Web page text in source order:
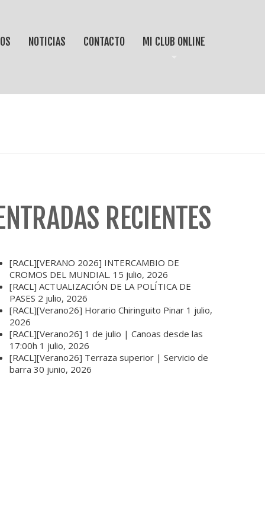
NOTICIAS CONTACTO MI CLUB ONLINE
ENTRADAS RECIENTES
[RACL][VERANO 2026] INTERCAMBIO DE
CROMOS DEL MUNDIAL. 15 julio, 2026
[RACL] ACTUALIZACIÓN DE LA POLÍTICA DE
PASES 2 julio, 2026
[RACL][Verano26] Horario Chiringuito Pinar 1 julio,
2026
[RACL][Verano26] 1 de julio | Canoas desde las
17:00h 1 julio, 2026
[RACL][Verano26] Terraza superior | Servicio de
barra 30 junio, 2026